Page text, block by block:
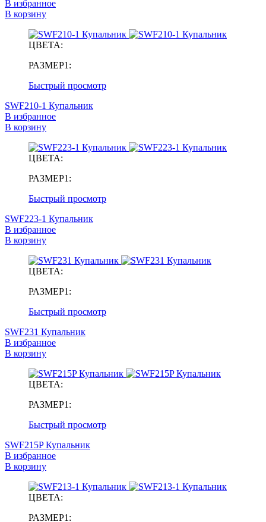
В избранное
В корзину
ЦВЕТА:
РАЗМЕР1:
Быстрый просмотр
SWF210-1 Купальник
В избранное
В корзину
ЦВЕТА:
РАЗМЕР1:
Быстрый просмотр
SWF223-1 Купальник
В избранное
В корзину
ЦВЕТА:
РАЗМЕР1:
Быстрый просмотр
SWF231 Купальник
В избранное
В корзину
ЦВЕТА:
РАЗМЕР1:
Быстрый просмотр
SWF215P Купальник
В избранное
В корзину
ЦВЕТА:
РАЗМЕР1: